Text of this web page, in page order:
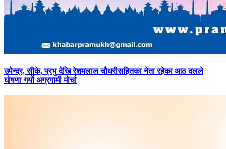
उपेन्द्र,सीके, प्रभु देखि रेशमलाल चौधरीसहितका नेता रहेका आठ दलले
घोषणा गर्यो अग्रगामी मोर्चा